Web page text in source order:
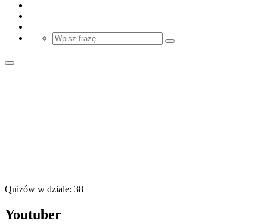
Quizów w dziale: 38
Youtuber